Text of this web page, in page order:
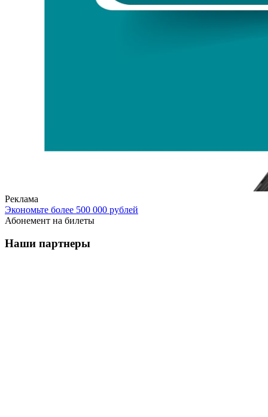
Реклама
Экономьте более 500 000 рублей
Абонемент на билеты
Наши партнеры